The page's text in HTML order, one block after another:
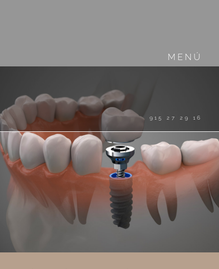
MENÚ
915 27 29 16